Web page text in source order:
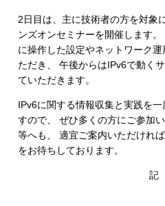
2日目は、主に技術者の方を対象
ンズオンセミナーを開催します
に操作した設定やネットワーク
ただき、 午後からはIPv6で動く
ていただきます。
IPv6に関する情報収集と実践を
すので、 ぜひ多くの方にご参加
等へも、 適宜ご案内いただけれ
をお待ちしております。
記